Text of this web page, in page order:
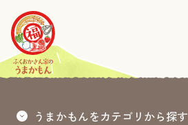
うまかもんをカテゴリから探す